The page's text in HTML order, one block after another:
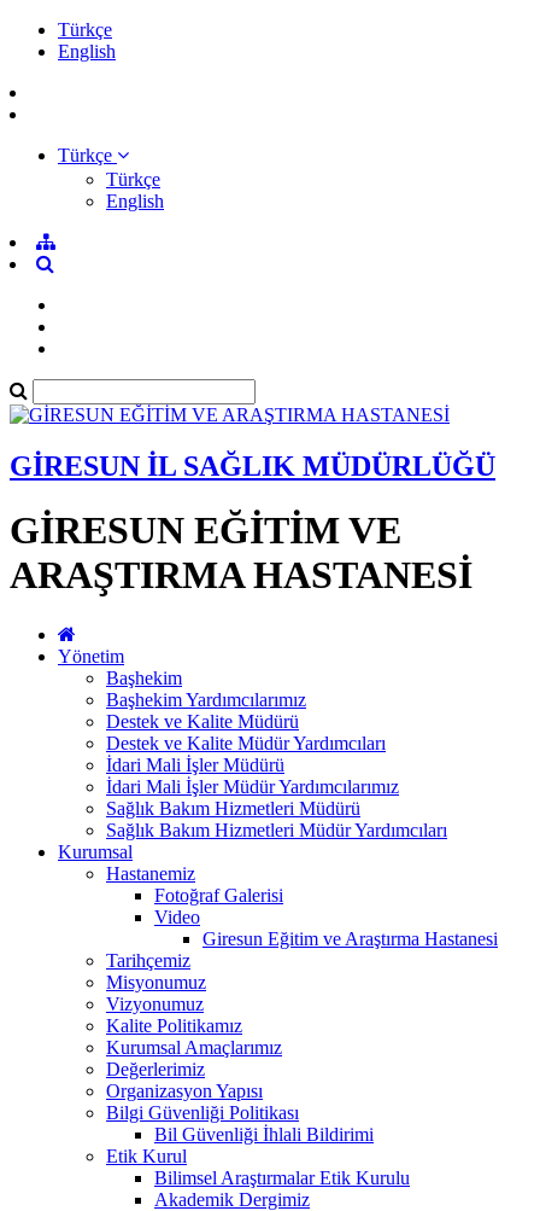
Türkçe
English
Türkçe
Türkçe
English
GİRESUN İL SAĞLIK MÜDÜRLÜĞÜ
GİRESUN EĞİTİM VE
ARAŞTIRMA HASTANESİ
Yönetim
Başhekim
Başhekim Yardımcılarımız
Destek ve Kalite Müdürü
Destek ve Kalite Müdür Yardımcıları
İdari Mali İşler Müdürü
İdari Mali İşler Müdür Yardımcılarımız
Sağlık Bakım Hizmetleri Müdürü
Sağlık Bakım Hizmetleri Müdür Yardımcıları
Kurumsal
Hastanemiz
Fotoğraf Galerisi
Video
Giresun Eğitim ve Araştırma Hastanesi
Tarihçemiz
Misyonumuz
Vizyonumuz
Kalite Politikamız
Kurumsal Amaçlarımız
Değerlerimiz
Organizasyon Yapısı
Bilgi Güvenliği Politikası
Bil Güvenliği İhlali Bildirimi
Etik Kurul
Bilimsel Araştırmalar Etik Kurulu
Akademik Dergimiz